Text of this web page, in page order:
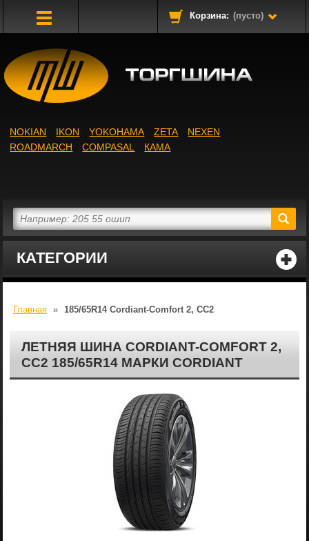
Корзина: (пусто)
КАТЕГОРИИ
NOKIAN IKON YOKOHAMA ZETA
NEXEN
ROADMARCH
COMPASAL КАМА
Главная » 185/65R14 Cordiant-Comfort 2, CC2
ЛЕТНЯЯ ШИНА CORDIANT-COMFORT 2,
CC2 185/65R14 МАРКИ CORDIANT